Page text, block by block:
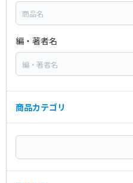
編・著者名
商品カテゴリ